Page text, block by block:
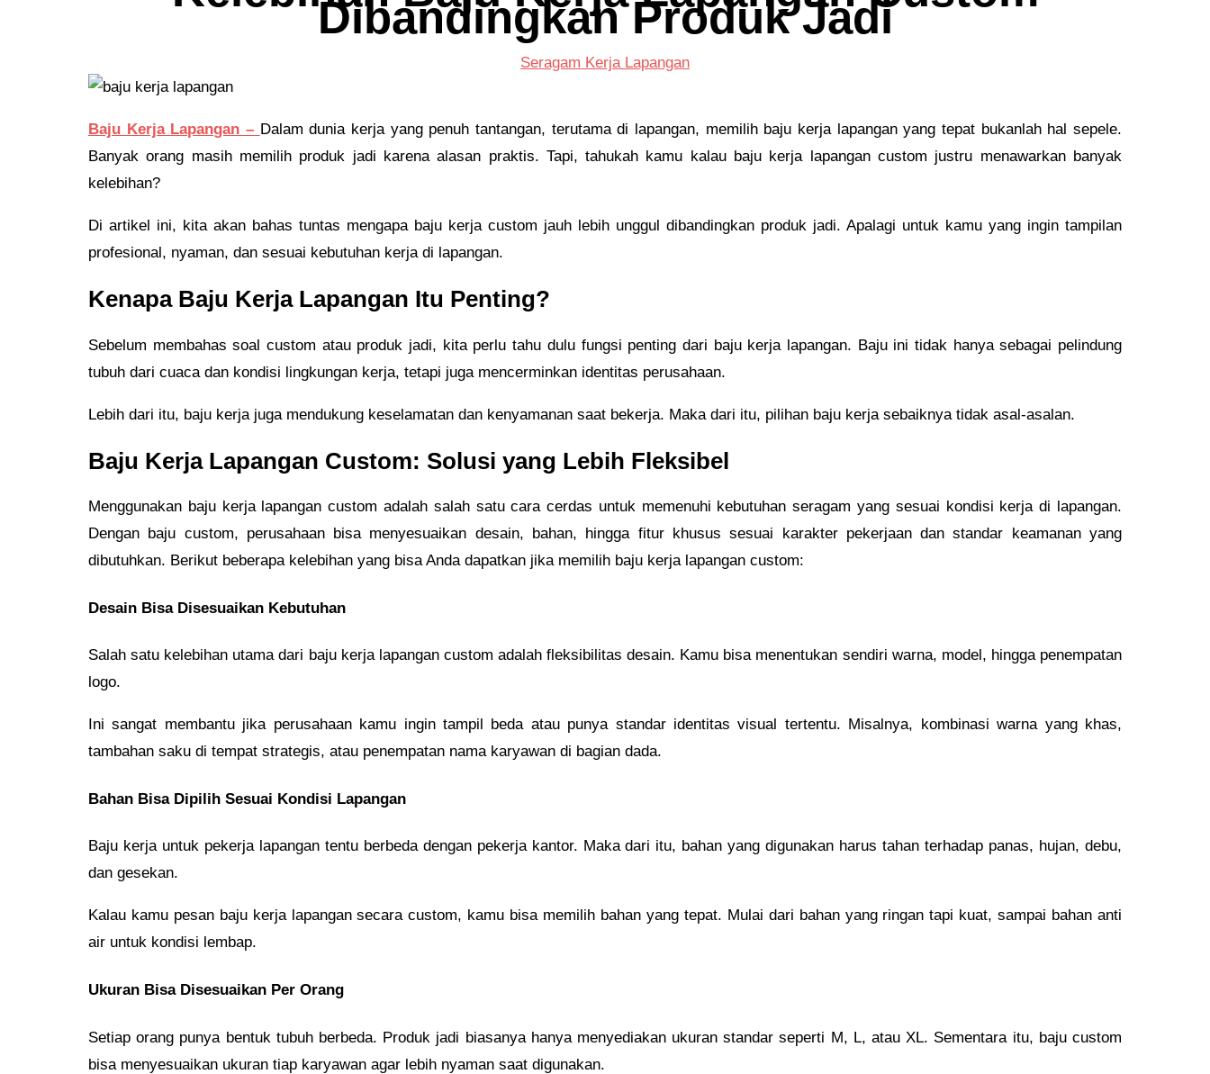
Dibandingkan Produk Jadi
Seragam Kerja Lapangan
Baju Kerja Lapangan – Dalam dunia kerja yang penuh tantangan, terutama di lapangan, memilih baju kerja lapangan yang tepat bukanlah hal sepele.
Banyak orang masih memilih produk jadi karena alasan praktis. Tapi, tahukah kamu kalau baju kerja lapangan custom justru menawarkan banyak
kelebihan?
Di artikel ini, kita akan bahas tuntas mengapa baju kerja custom jauh lebih unggul dibandingkan produk jadi. Apalagi untuk kamu yang ingin tampilan
profesional, nyaman, dan sesuai kebutuhan kerja di lapangan.
Kenapa Baju Kerja Lapangan Itu Penting?
Sebelum membahas soal custom atau produk jadi, kita perlu tahu dulu fungsi penting dari baju kerja lapangan. Baju ini tidak hanya sebagai pelindung
tubuh dari cuaca dan kondisi lingkungan kerja, tetapi juga mencerminkan identitas perusahaan.
Lebih dari itu, baju kerja juga mendukung keselamatan dan kenyamanan saat bekerja. Maka dari itu, pilihan baju kerja sebaiknya tidak asal-asalan.
Baju Kerja Lapangan Custom: Solusi yang Lebih Fleksibel
Menggunakan baju kerja lapangan custom adalah salah satu cara cerdas untuk memenuhi kebutuhan seragam yang sesuai kondisi kerja di lapangan.
Dengan baju custom, perusahaan bisa menyesuaikan desain, bahan, hingga fitur khusus sesuai karakter pekerjaan dan standar keamanan yang
dibutuhkan. Berikut beberapa kelebihan yang bisa Anda dapatkan jika memilih baju kerja lapangan custom:
Desain Bisa Disesuaikan Kebutuhan
Salah satu kelebihan utama dari baju kerja lapangan custom adalah fleksibilitas desain. Kamu bisa menentukan sendiri warna, model, hingga penempatan
logo.
Ini sangat membantu jika perusahaan kamu ingin tampil beda atau punya standar identitas visual tertentu. Misalnya, kombinasi warna yang khas,
tambahan saku di tempat strategis, atau penempatan nama karyawan di bagian dada.
Bahan Bisa Dipilih Sesuai Kondisi Lapangan
Baju kerja untuk pekerja lapangan tentu berbeda dengan pekerja kantor. Maka dari itu, bahan yang digunakan harus tahan terhadap panas, hujan, debu,
dan gesekan.
Kalau kamu pesan baju kerja lapangan secara custom, kamu bisa memilih bahan yang tepat. Mulai dari bahan yang ringan tapi kuat, sampai bahan anti
air untuk kondisi lembap.
Ukuran Bisa Disesuaikan Per Orang
Setiap orang punya bentuk tubuh berbeda. Produk jadi biasanya hanya menyediakan ukuran standar seperti M, L, atau XL. Sementara itu, baju custom
bisa menyesuaikan ukuran tiap karyawan agar lebih nyaman saat digunakan.